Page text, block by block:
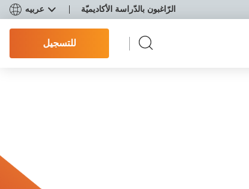
الرّاغبون بالدّراسة الأكاديميّة عربيه
للتسجيل